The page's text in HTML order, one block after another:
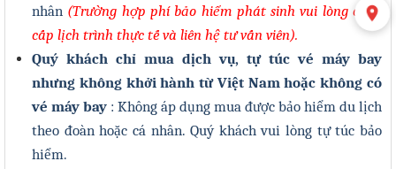
nhân (Trường hợp phí bảo hiểm phát sinh vui lòng cung
cấp lịch trình thực tế và liên hệ tư vấn viên).
Quý khách chỉ mua dịch vụ, tự túc vé máy bay
nhưng không khởi hành từ Việt Nam hoặc không có
vé máy bay : Không áp dụng mua được bảo hiểm du lịch
theo đoàn hoặc cá nhân. Quý khách vui lòng tự túc bảo
hiểm.